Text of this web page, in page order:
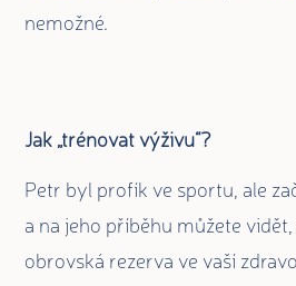
nemožné.
Jak „trénovat výživu“?
Petr byl profík ve sportu, ale
a na jeho příběhu můžete
obrovská rezerva ve vaší